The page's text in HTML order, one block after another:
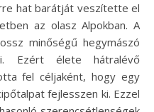
hat barátját veszítette el
az olasz Alpokban. A
minőségű hegymászó
Ezért élete hátralévő
fel céljaként, hogy egy
fejlesszen ki. Ezzel